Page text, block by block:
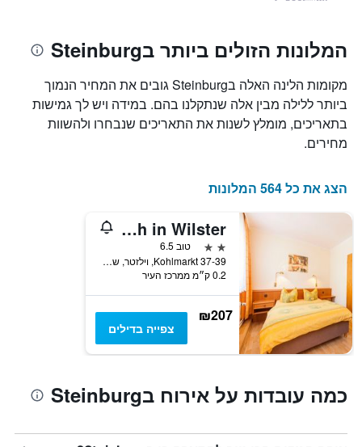
המלונות הזולים ביותר בSteinburg
מקומות הלינה האלה בSteinburg גובים את המחיר הנמוך
ביותר ללילה מבין אלה שנתקלנו בהם. במידה ויש לך גמישות
בתאריכים, מומלץ לשנות את התאריכים שנבחרו ולהשוות
מחירים.
הצג את כל 564 המלונות
Hotel Busch in Wilster
2 כוכבים
טוב 6.5
Kohlmarkt 37-39, וילזטר, שלזוויג-הולשטיין, גרמניה
0.2 ק״מ ממרכז העיר
₪207
צפייה בדילים
כמה עובדות על אירוח בSteinburg